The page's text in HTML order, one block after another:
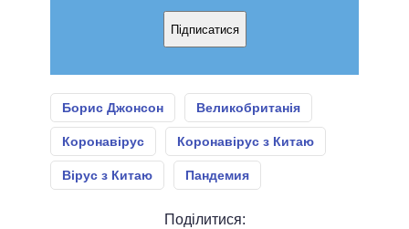
Підписатися
Борис Джонсон Великобританія
Коронавірус Коронавірус з Китаю
Вірус з Китаю Пандемия
Поділитися: